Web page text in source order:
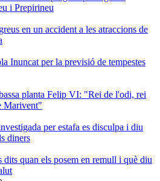
i Prepirineu
en un accident a les atraccions de
Inuncat per la previsió de tempestes
planta Felip VI: "Rei de l'odi, rei
Marivent"
per estafa es disculpa i diu
diners
dits quan els posem en remull i què diu